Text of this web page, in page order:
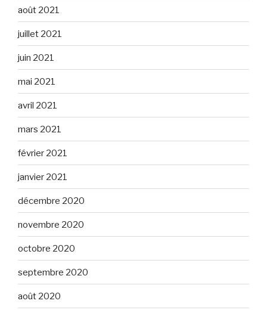
août 2021
juillet 2021
juin 2021
mai 2021
avril 2021
mars 2021
février 2021
janvier 2021
décembre 2020
novembre 2020
octobre 2020
septembre 2020
août 2020